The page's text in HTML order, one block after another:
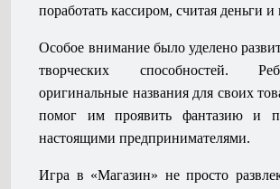
поработать кассиром, считая деньги и
Особое внимание было уделено
творческих способностей.
оригинальные названия для своих
помог им проявить фантазию и
настоящими предпринимателями.
Игра в «Магазин» не просто